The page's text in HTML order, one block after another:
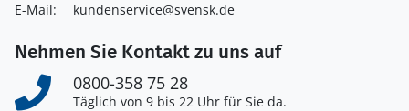
E-Mail:
kundenservice@svensk.de
Nehmen Sie Kontakt zu uns auf
0800-358 75 28
Täglich von 9 bis 22 Uhr für Sie da.